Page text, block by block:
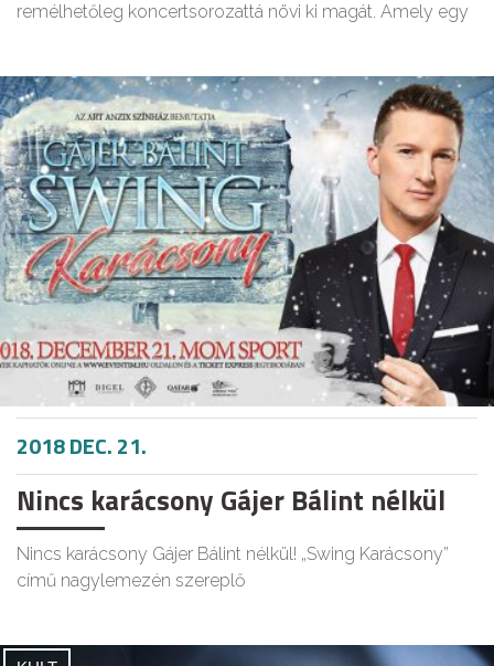
remélhetőleg koncertsorozattá növi ki magát. Amely egy
2018 DEC. 21.
Nincs karácsony Gájer Bálint nélkül
Nincs karácsony Gájer Bálint nélkül! „Swing Karácsony”
című nagylemezén szereplő